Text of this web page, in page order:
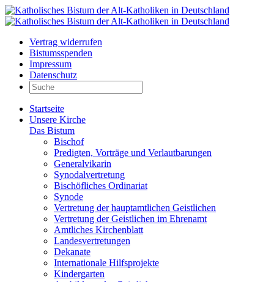
Vertrag widerrufen
Bistumsspenden
Impressum
Datenschutz
Startseite
Unsere Kirche
Das Bistum
Bischof
Predigten, Vorträge und Verlautbarungen
Generalvikarin
Synodalvertretung
Bischöfliches Ordinariat
Synode
Vertretung der hauptamtlichen Geistlichen
Vertretung der Geistlichen im Ehrenamt
Amtliches Kirchenblatt
Landesvertretungen
Dekanate
Internationale Hilfsprojekte
Kindergarten